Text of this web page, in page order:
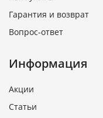
Гарантия и возврат
Вопрос-ответ
Информация
Акции
Статьи